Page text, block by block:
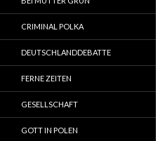
CRIMINAL POLKA
DEUTSCHLANDDEBATTE
FERNE ZEITEN
GESELLSCHAFT
GOTT IN POLEN